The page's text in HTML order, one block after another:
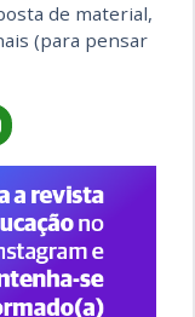
de material,
(para pensar